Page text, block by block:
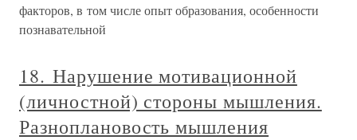
факторов, в том числе опыт образования, особенности
познавательной
18. Нарушение мотивационной
(личностной) стороны мышления.
Разноплановость мышления